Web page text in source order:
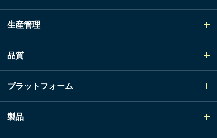
生産管理
品質
プラットフォーム
製品